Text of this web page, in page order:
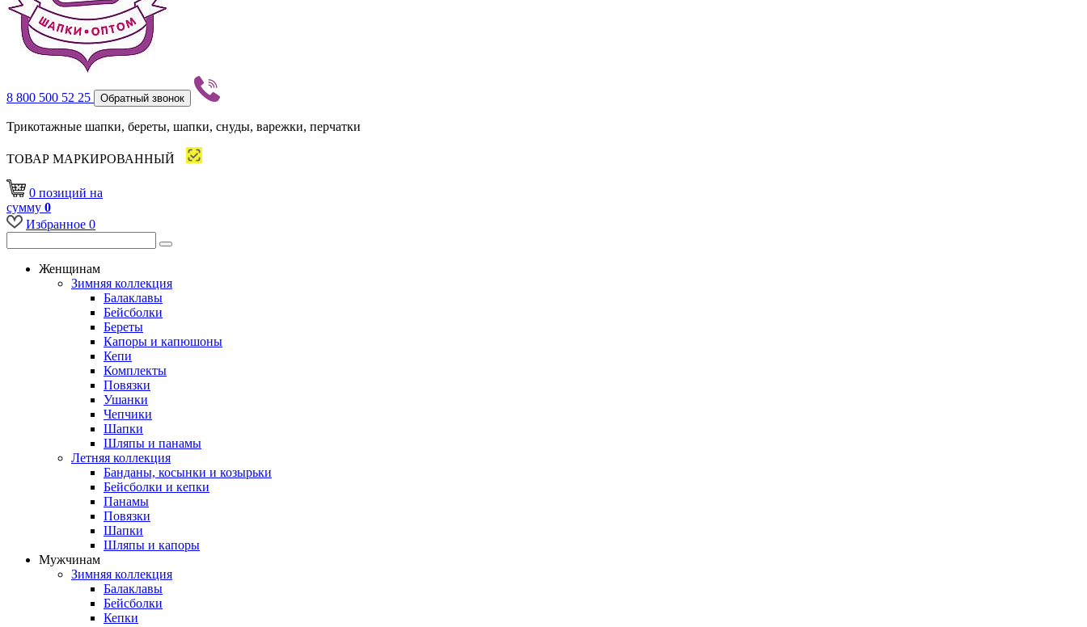
8 800 500 52 25 Обратный звонок
Трикотажные шапки, береты, шапки, снуды, варежки, перчатки
ТОВАР МАРКИРОВАННЫЙ
0 позиций на
сумму 0
Избранное 0
Женщинам
Зимняя коллекция
Балаклавы
Бейсболки
Береты
Капоры и капюшоны
Кепи
Комплекты
Повязки
Ушанки
Чепчики
Шапки
Шляпы и панамы
Летняя коллекция
Банданы, косынки и козырьки
Бейсболки и кепки
Панамы
Повязки
Шапки
Шляпы и капоры
Мужчинам
Зимняя коллекция
Балаклавы
Бейсболки
Кепки